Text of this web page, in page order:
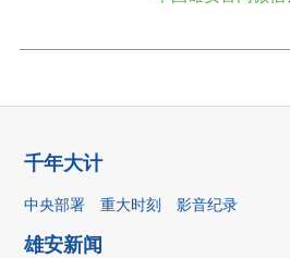
千年大计
中央部署 重大时刻 影音纪录
雄安新闻